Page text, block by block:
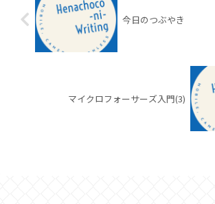
今日のつぶやき
マイクロフォーサーズ入門(3)